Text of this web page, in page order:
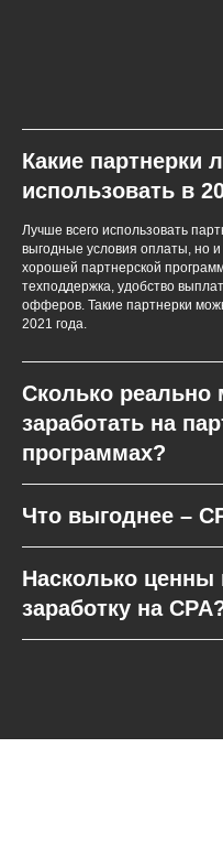
Какие партнерки
использовать в
Лучше всего использовать
выгодные условия оплаты, но
хорошей партнерской
техподдержка, удобство
офферов. Такие партнерки
2021 года.
Сколько реально
заработать на
программах?
Что выгоднее –
Насколько ценны
заработку на